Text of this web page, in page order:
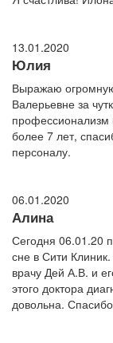
13.01.2020
Юлия
Выражаю
Валерьевне за
более 7 лет,
персоналу.
06.01.2020
Алина
Сегодня 06.01.20
сне в Сити
врачу Дей А.В. и
этого доктора
довольна.